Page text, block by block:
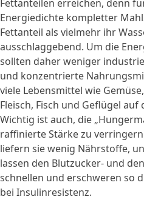
Fettanteilen erreichen, denn
Energiedichte kompletter
Fettanteil als vielmehr ihr
ausschlaggebend. Um die
sollten daher weniger
und konzentrierte
viele Lebensmittel wie
Fleisch, Fisch und Geflügel auf
Wichtig ist auch, die
raffinierte Stärke zu
liefern sie wenig Nährstoffe,
lassen den Blutzucker- und
schnellen und erschweren so
bei Insulinresistenz.